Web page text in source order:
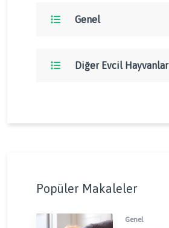
Genel
Diğer Evcil Hayvanlar
Popüler Makaleler
Genel